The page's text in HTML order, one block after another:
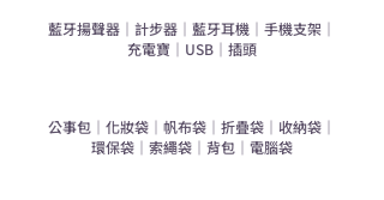
​藍牙揚聲器 ｜ 計步器 ｜ 藍牙耳機 ｜ 手機支架 ｜
充電寶 ｜ USB ｜ 插頭
公事包｜ 化妝袋｜ 帆布袋｜ 折疊袋｜ 收納袋｜
環保袋｜ 索繩袋｜ 背包｜ 電腦袋